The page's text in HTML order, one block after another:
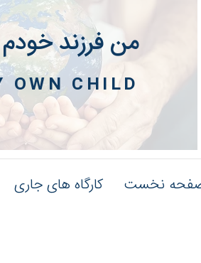
من فرزند
OWN CHILD
کارگاه های جاری نخست